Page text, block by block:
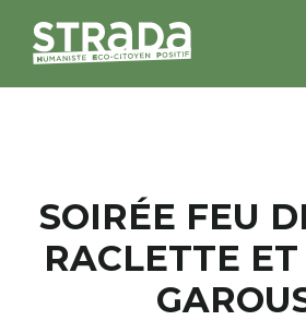
MAGAZINES
NOS THÈMES
SOIRÉE FEU
RACLETTE